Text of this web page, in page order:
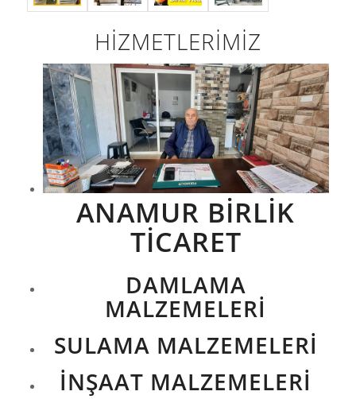
HİZMETLERİMİZ
ANAMUR BİRLİK
TİCARET
DAMLAMA
MALZEMELERİ
SULAMA MALZEMELERİ
İNŞAAT MALZEMELERİ